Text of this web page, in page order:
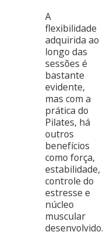
A
flexibilidade
adquirida ao
longo das
sessões é
bastante
evidente,
mas com a
prática do
Pilates, há
outros
benefícios
como força,
estabilidade,
controle do
estresse e
núcleo
muscular
desenvolvido.